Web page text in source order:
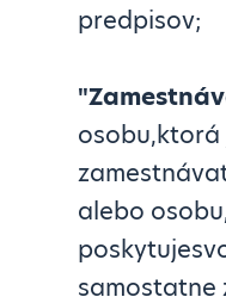
predpisov;
osobu,ktorá
alebo
samostatne